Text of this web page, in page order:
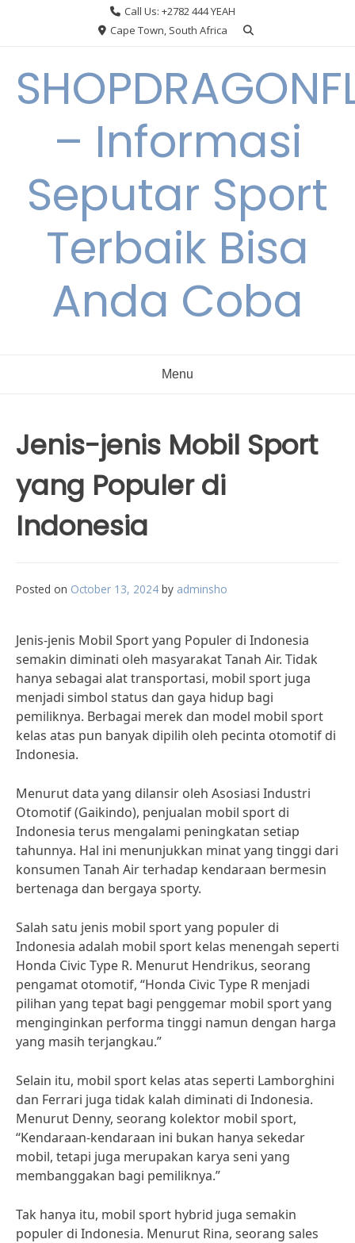
Call Us: +2782 444 YEAH
Cape Town, South Africa
– Informasi
Seputar Sport
Terbaik Bisa
Anda Coba
Menu
Jenis-jenis Mobil Sport
yang Populer di
Indonesia
Posted on October 13, 2024 by adminsho
Jenis-jenis Mobil Sport yang Populer di Indonesia
semakin diminati oleh masyarakat Tanah Air. Tidak
hanya sebagai alat transportasi, mobil sport juga
menjadi simbol status dan gaya hidup bagi
pemiliknya. Berbagai merek dan model mobil sport
kelas atas pun banyak dipilih oleh pecinta otomotif di
Indonesia.
Menurut data yang dilansir oleh Asosiasi Industri
Otomotif (Gaikindo), penjualan mobil sport di
Indonesia terus mengalami peningkatan setiap
tahunnya. Hal ini menunjukkan minat yang tinggi dari
konsumen Tanah Air terhadap kendaraan bermesin
bertenaga dan bergaya sporty.
Salah satu jenis mobil sport yang populer di
Indonesia adalah mobil sport kelas menengah seperti
Honda Civic Type R. Menurut Hendrikus, seorang
pengamat otomotif, “Honda Civic Type R menjadi
pilihan yang tepat bagi penggemar mobil sport yang
menginginkan performa tinggi namun dengan harga
yang masih terjangkau.”
Selain itu, mobil sport kelas atas seperti Lamborghini
dan Ferrari juga tidak kalah diminati di Indonesia.
Menurut Denny, seorang kolektor mobil sport,
“Kendaraan-kendaraan ini bukan hanya sekedar
mobil, tetapi juga merupakan karya seni yang
membanggakan bagi pemiliknya.”
Tak hanya itu, mobil sport hybrid juga semakin
populer di Indonesia. Menurut Rina, seorang sales